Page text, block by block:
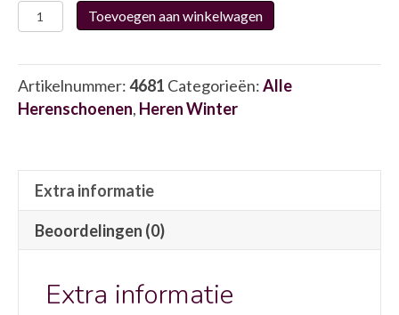
Fluchos
8782
aantal
Toevoegen aan winkelwagen
Artikelnummer:4681 Categorieën:Alle
Herenschoenen, Heren Winter
Extra informatie
Beoordelingen (0)
Extra informatie